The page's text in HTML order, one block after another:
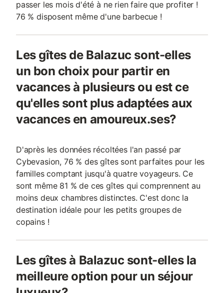
passer les mois d'été à ne rien faire que profiter !
76 % disposent même d'une barbecue !
Les gîtes de Balazuc sont-elles
un bon choix pour partir en
vacances à plusieurs ou est ce
qu'elles sont plus adaptées aux
vacances en amoureux.ses?
D'après les données récoltées l'an passé par
Cybevasion, 76 % des gîtes sont parfaites pour les
familles comptant jusqu'à quatre voyageurs. Ce
sont même 81 % de ces gîtes qui comprennent au
moins deux chambres distinctes. C'est donc la
destination idéale pour les petits groupes de
copains !
Les gîtes à Balazuc sont-elles la
meilleure option pour un séjour